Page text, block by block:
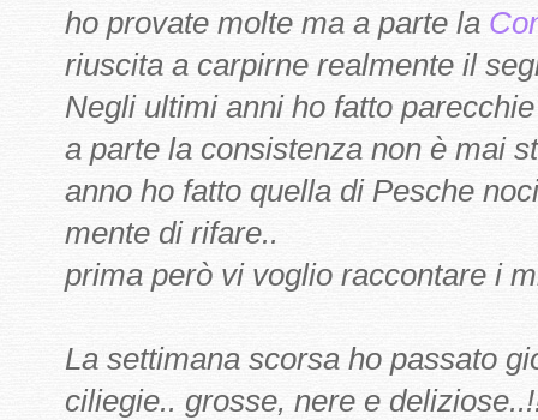
ho provate molte ma a parte la
riuscita a carpirne realmente il
Negli ultimi anni ho fatto
a parte la consistenza non è mai
anno ho fatto quella di Pesche
mente di rifare..
prima però vi voglio raccontare i
La settimana scorsa ho passato
ciliegie.. grosse, nere e